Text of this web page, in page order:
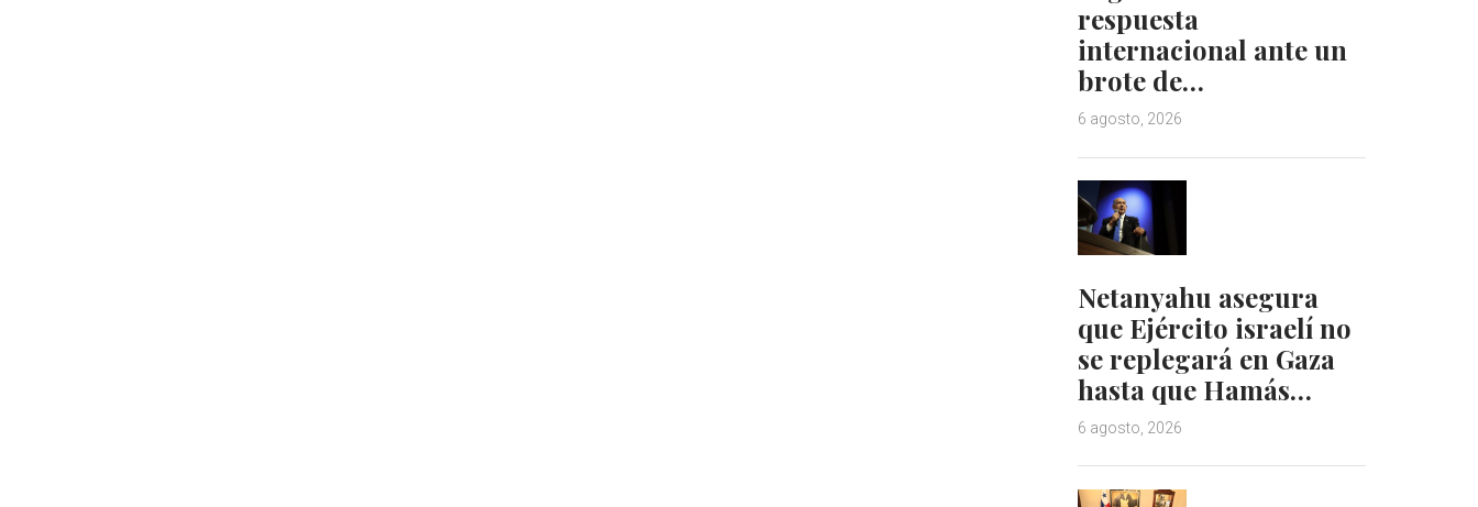
respuesta
internacional ante un
brote de…
6 agosto, 2026
Netanyahu asegura
que Ejército israelí no
se replegará en Gaza
hasta que Hamás…
6 agosto, 2026